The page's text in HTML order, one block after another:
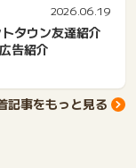
2026.06.19
タウン友達紹介
告紹介
記事をもっと見る